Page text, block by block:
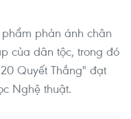
phản ánh chân
của dân tộc, trong đó
Quyết Thắng" đạt
Nghệ thuật.